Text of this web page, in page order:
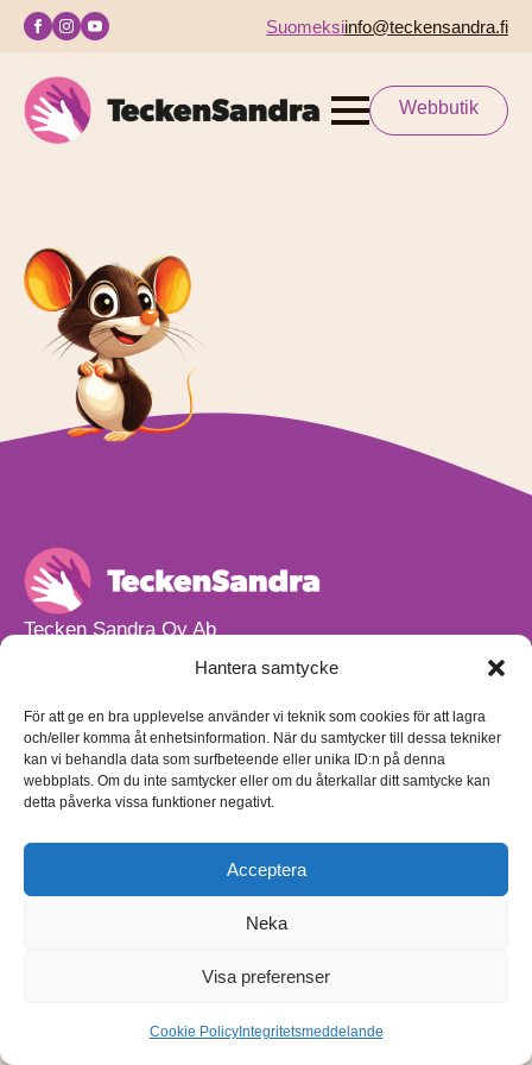
Hantera samtycke
För att ge en bra upplevelse använder vi teknik som cookies för att lagra
och/eller komma åt enhetsinformation. När du samtycker till dessa tekniker
kan vi behandla data som surfbeteende eller unika ID:n på denna
webbplats. Om du inte samtycker eller om du återkallar ditt samtycke kan
detta påverka vissa funktioner negativt.
Acceptera
Neka
Visa preferenser
Cookie PolicyIntegritetsmeddelande
Suomeksiinfo@teckensandra.fi
Webbutik
Tecken Sandra Oy Ab
info@teckensandra.fi
Vårt verksamhetsutrymme HÖRNAN ligger i Sibbo.
Torpvägen 9 B 13,
01150 Söderkulla
Beställnings- och leveransvillkor
Sekretesspolicy
(på finska)